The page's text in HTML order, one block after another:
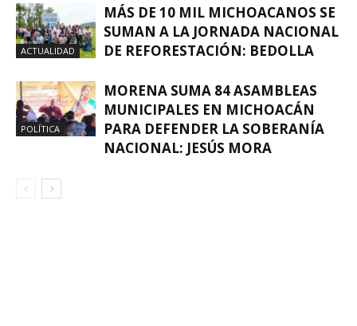
ACTUALIDAD
MÁS DE 10 MIL MICHOACANOS SE
SUMAN A LA JORNADA NACIONAL
DE REFORESTACIÓN: BEDOLLA
POLÍTICA
MORENA SUMA 84 ASAMBLEAS
MUNICIPALES EN MICHOACÁN
PARA DEFENDER LA SOBERANÍA
NACIONAL: JESÚS MORA